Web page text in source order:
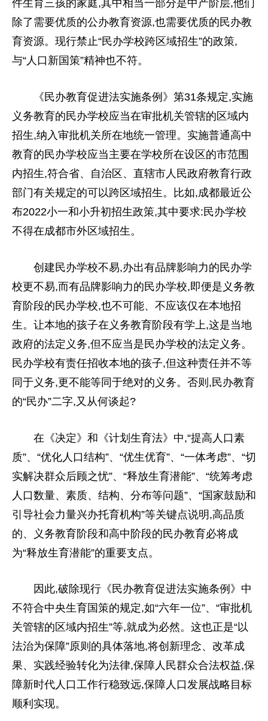
件生育三孩的家庭,其中相当一部分是中产阶层,他们
除了需要优质的公办教育资源,也需要优质的民办教
育资源。现行禁止“民办学校跨区域招生”的政策,
与“人口新国策”精神也不符。
《民办教育促进法实施条例》第31条规定,实施
义务教育的民办学校应当在审批机关管辖的区域内
招生,纳入审批机关所在地统一管理。实施普通高中
教育的民办学校应当主要在学校所在设区的市范围
内招生,符合省、自治区、直辖市人民政府教育行政
部门有关规定的可以跨区域招生。比如,成都最近公
布2022小一和小升初招生政策,其中要求:民办学校
不得在成都市外区域招生。
创建民办学校不易,办出有品牌影响力的民办学
校更不易,而有品牌影响力的民办学校,即便是义务教
育阶段的民办学校,也不可能、不应该仅在本地招
生。让本地的孩子在义务教育阶段有学上,这是当地
政府的法定义务,但不应当是民办学校的法定义务。
民办学校有责任招收本地的孩子,但这种责任并不等
同于义务,更不能等同于绝对的义务。否则,民办教育
的“民办”二字,又从何谈起?
在《决定》和《计划生育法》中,“提高人口素
质”、“优化人口结构”、“优生优育”、“一体考虑”、“切
实解决群众后顾之忧”、“释放生育潜能”、“统筹考虑
人口数量、素质、结构、分布等问题”、“国家鼓励和
引导社会力量兴办托育机构”等关键点说明,高品质
的、义务教育阶段和高中阶段的民办教育必将成
为“释放生育潜能”的重要支点。
因此,破除现行《民办教育促进法实施条例》中
不符合中央生育国策的规定,如“六年一位”、“审批机
关管辖的区域内招生”等,就成为必然。这也正是“以
法治为保障”原则的具体落地,将创新理念、改革成
果、实践经验转化为法律,保障人民群众合法权益,保
障新时代人口工作行稳致远,保障人口发展战略目标
顺利实现。